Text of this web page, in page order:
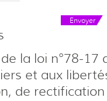
Envoyer
la loi n°78-17
et aux
de